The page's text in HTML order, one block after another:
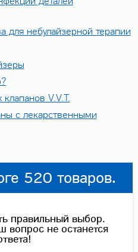
для небулайзерной терапии
V.V.T.
с лекарственными
520 товаров.
правильный выбор.
не останется